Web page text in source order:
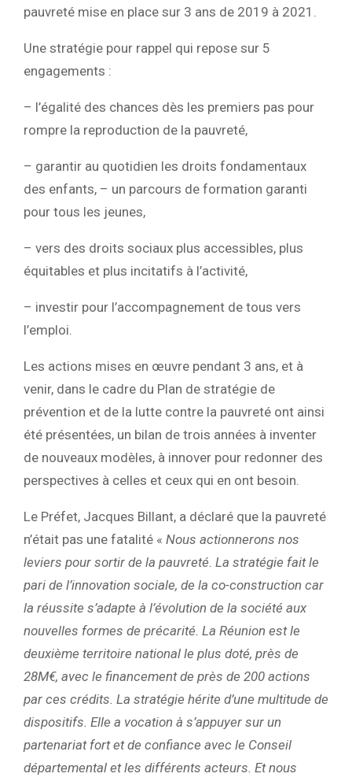
pauvreté mise en place sur 3 ans de 2019 à 2021.
Une stratégie pour rappel qui repose sur 5
engagements :
– l’égalité des chances dès les premiers pas pour
rompre la reproduction de la pauvreté,
– garantir au quotidien les droits fondamentaux
des enfants, – un parcours de formation garanti
pour tous les jeunes,
– vers des droits sociaux plus accessibles, plus
équitables et plus incitatifs à l’activité,
– investir pour l’accompagnement de tous vers
l’emploi.
Les actions mises en œuvre pendant 3 ans, et à
venir, dans le cadre du Plan de stratégie de
prévention et de la lutte contre la pauvreté ont ainsi
été présentées, un bilan de trois années à inventer
de nouveaux modèles, à innover pour redonner des
perspectives à celles et ceux qui en ont besoin.
Le Préfet, Jacques Billant, a déclaré que la pauvreté
n’était pas une fatalité « Nous actionnerons nos
leviers pour sortir de la pauvreté. La stratégie fait le
pari de l’innovation sociale, de la co-construction car
la réussite s’adapte à l’évolution de la société aux
nouvelles formes de précarité. La Réunion est le
deuxième territoire national le plus doté, près de
28M€, avec le financement de près de 200 actions
par ces crédits. La stratégie hérite d’une multitude de
dispositifs. Elle a vocation à s’appuyer sur un
partenariat fort et de confiance avec le Conseil
départemental et les différents acteurs. Et nous